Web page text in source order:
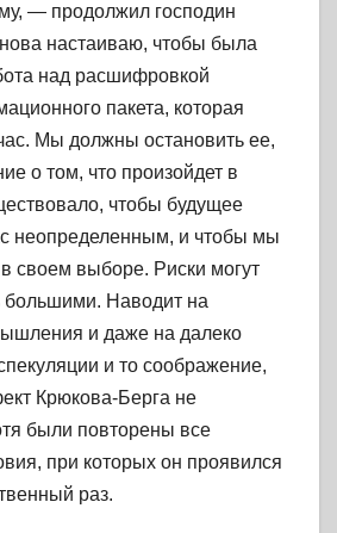
— продолжил господин
настаиваю, чтобы была
над расшифровкой
пакета, которая
Мы должны остановить ее,
о том, что произойдет в
чтобы будущее
неопределенным, и чтобы мы
своем выборе. Риски могут
большими. Наводит на
и даже на далеко
и то соображение,
Крюкова-Берга не
были повторены все
при которых он проявился
раз.